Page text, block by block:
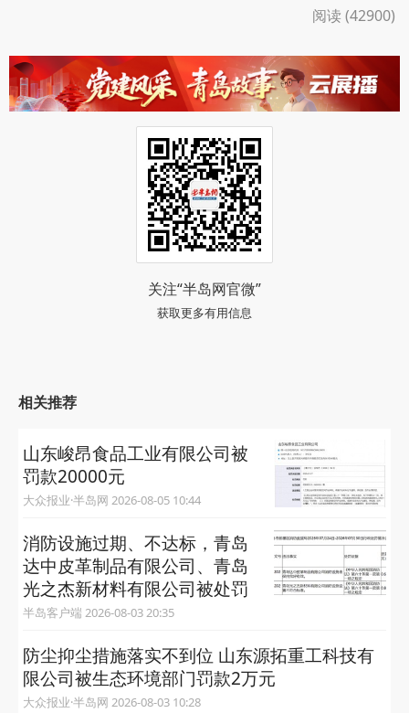
阅读 (42900)
关注“半岛网官微”
获取更多有用信息
相关推荐
山东峻昂食品工业有限公司被
罚款20000元
大众报业·半岛网 2026-08-05 10:44
消防设施过期、不达标，青岛
达中皮革制品有限公司、青岛
光之杰新材料有限公司被处罚
半岛客户端 2026-08-03 20:35
防尘抑尘措施落实不到位 山东源拓重工科技有
限公司被生态环境部门罚款2万元
大众报业·半岛网 2026-08-03 10:28